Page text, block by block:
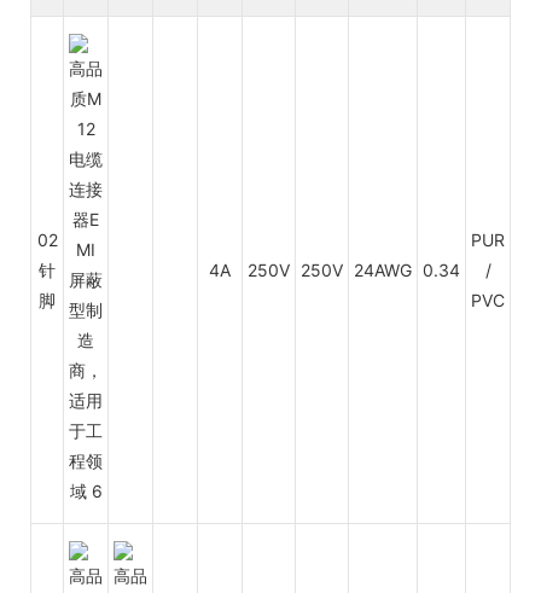
02
针
脚
4A 250V 250V 24AWG 0.34
PUR
/
PVC